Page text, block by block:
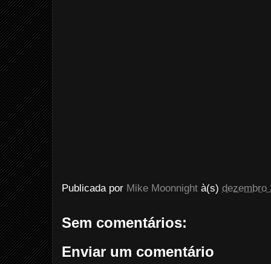
Publicada por Mike Moonnight à(s) dezembro
Sem comentários:
Enviar um comentário